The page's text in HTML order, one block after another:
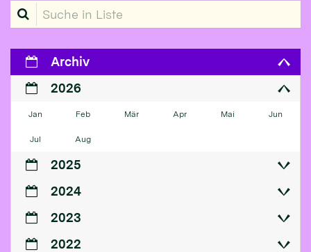
Suche in Liste
Archiv
2026
Jan Feb Mär Apr Mai Jun
Jul Aug
2025
2024
2023
2022